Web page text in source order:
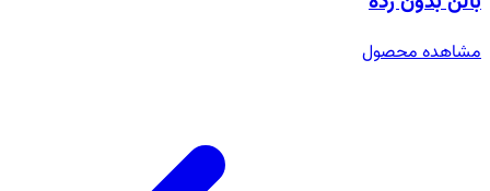
مشاهده محصول